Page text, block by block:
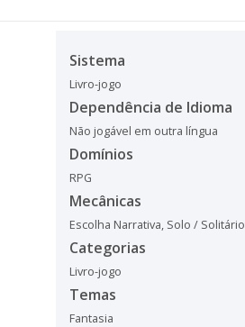
Sistema
Livro-jogo
Dependência de Idioma
Não jogável em outra língua
Domínios
RPG
Mecânicas
Escolha Narrativa, Solo / Solitário
Categorias
Livro-jogo
Temas
Fantasia